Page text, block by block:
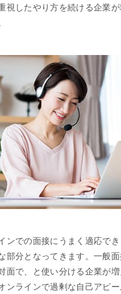
視したやり方を続ける企業が
ンでの面接にうまく適応でき
部分となってきます。一般面
面で、と使い分ける企業が増
ンラインで過剰な自己アピ